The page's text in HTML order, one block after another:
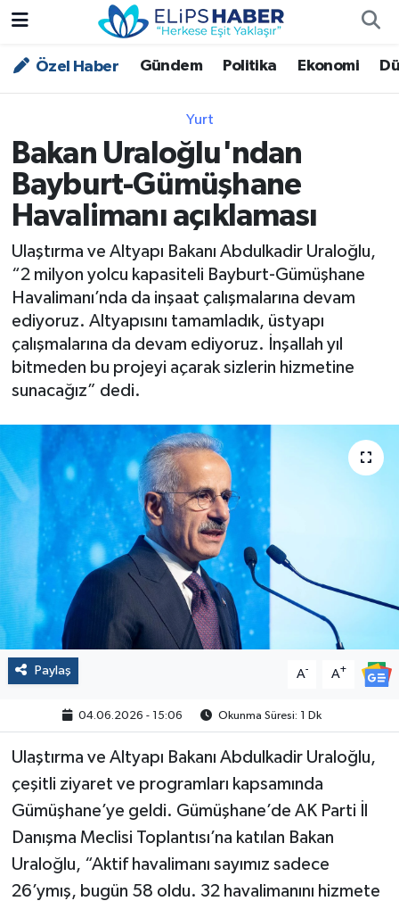
Özel Haber Gündem Politika Ekonomi
Yurt
Bakan Uraloğlu'ndan
Bayburt-Gümüşhane
Havalimanı açıklaması
Ulaştırma ve Altyapı Bakanı Abdulkadir Uraloğlu,
“2 milyon yolcu kapasiteli Bayburt-Gümüşhane
Havalimanı’nda da inşaat çalışmalarına devam
ediyoruz. Altyapısını tamamladık, üstyapı
çalışmalarına da devam ediyoruz. İnşallah yıl
bitmeden bu projeyi açarak sizlerin hizmetine
sunacağız” dedi.
Paylaş A- A+
04.06.2026 - 15:06 Okunma Süresi: 1 Dk
Ulaştırma ve Altyapı Bakanı Abdulkadir Uraloğlu,
çeşitli ziyaret ve programları kapsamında
Gümüşhane’ye geldi. Gümüşhane’de AK Parti İl
Danışma Meclisi Toplantısı’na katılan Bakan
Uraloğlu, “Aktif havalimanı sayımız sadece
26’ymış, bugün 58 oldu. 32 havalimanını hizmete
Özel Haber
Asayiş
Bilim - Teknoloji
Çevre - İklim
Dünya
Kültür - Sanat
Magazin
Politika
Sağlık
Spor
Yaşam
Çalışma Hayatı
Kadın
2024 Seçim Sonuçları
Nöbetçi Eczaneler
Trafik Durumu
Süper Lig Puan Durumu ve Fikstür
Tüm Manşetler
Son Dakika Haberleri